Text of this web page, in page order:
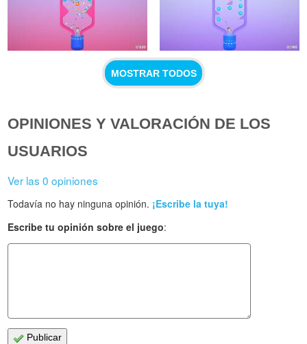
MOSTRAR TODOS
OPINIONES Y VALORACIÓN DE LOS
USUARIOS
Ver las 0 opiniones
Todavía no hay ninguna opinión. ¡Escribe la tuya!
Escribe tu opinión sobre el juego:
Publicar